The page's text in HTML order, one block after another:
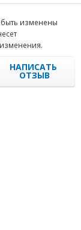
быть изменены
НАПИСАТЬ
ОТЗЫВ